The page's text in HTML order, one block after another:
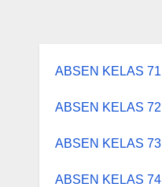
ABSEN KELAS 71
ABSEN KELAS 72
ABSEN KELAS 73
ABSEN KELAS 74